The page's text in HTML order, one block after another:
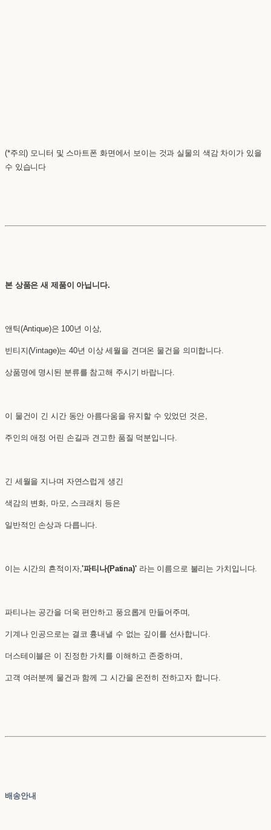
(*주의) 모니터 및 스마트폰 화면에서 보이는 것과 실물의 색감 차이가 있을
수 있습니다
본 상품은 새 제품이 아닙니다.
앤틱(Antique)은 100년 이상,
빈티지(Vintage)는 40년 이상 세월을 견뎌온 물건을 의미합니다.
상품명에 명시된 분류를 참고해 주시기 바랍니다.
이 물건이 긴 시간 동안 아름다움을 유지할 수 있었던 것은,
주인의 애정 어린 손길과 견고한 품질 덕분입니다.
긴 세월을 지나며 자연스럽게 생긴
색감의 변화, 마모, 스크래치 등은
일반적인 손상과 다릅니다.
이는 시간의 흔적이자,'파티나(Patina)'라는 이름으로 불리는 가치입니다.
파티나는 공간을 더욱 편안하고 풍요롭게 만들어주며,
기계나 인공으로는 결코 흉내낼 수 없는 깊이를 선사합니다.
더스테이블은 이 진정한 가치를 이해하고 존중하며,
고객 여러분께 물건과 함께 그 시간을 온전히 전하고자 합니다.
배송안내